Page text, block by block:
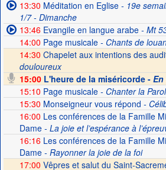
13:30 Méditation en Eglise- 19e
1/7 - Dimanche
13:46Evangile en langue arabe- Mt
14:00 Page musicale- Chants de
14:30 Chapelet aux intentions des
douloureux
15:00L'heure de la miséricorde -
15:10 Page musicale- Chanter la
15:30 Monseigneur vous répond -
16:00 Les conférences de la Famille
Dame- La joie et l’espérance à
16:16Les conférences de la Famille
Dame- Rayonner la joie de la foi
17:00 Vêpres et salut du Saint-